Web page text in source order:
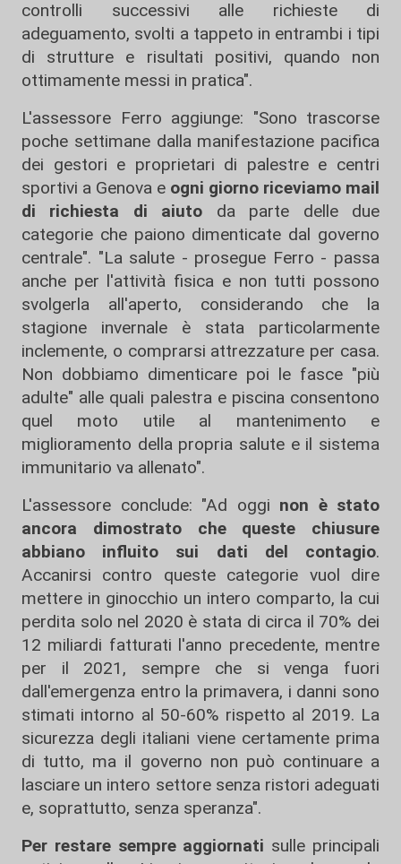
controlli successivi alle richieste di
adeguamento, svolti a tappeto in entrambi i tipi
di strutture e risultati positivi, quando non
ottimamente messi in pratica".
L'assessore Ferro aggiunge: "Sono trascorse
poche settimane dalla manifestazione pacifica
dei gestori e proprietari di palestre e centri
sportivi a Genova e ogni giorno riceviamo mail
di richiesta di aiuto da parte delle due
categorie che paiono dimenticate dal governo
centrale". "La salute - prosegue Ferro - passa
anche per l'attività fisica e non tutti possono
svolgerla all'aperto, considerando che la
stagione invernale è stata particolarmente
inclemente, o comprarsi attrezzature per casa.
Non dobbiamo dimenticare poi le fasce "più
adulte" alle quali palestra e piscina consentono
quel moto utile al mantenimento e
miglioramento della propria salute e il sistema
immunitario va allenato".
L'assessore conclude: "Ad oggi non è stato
ancora dimostrato che queste chiusure
abbiano influito sui dati del contagio.
Accanirsi contro queste categorie vuol dire
mettere in ginocchio un intero comparto, la cui
perdita solo nel 2020 è stata di circa il 70% dei
12 miliardi fatturati l'anno precedente, mentre
per il 2021, sempre che si venga fuori
dall'emergenza entro la primavera, i danni sono
stimati intorno al 50-60% rispetto al 2019. La
sicurezza degli italiani viene certamente prima
di tutto, ma il governo non può continuare a
lasciare un intero settore senza ristori adeguati
e, soprattutto, senza speranza".
Per restare sempre aggiornati sulle principali